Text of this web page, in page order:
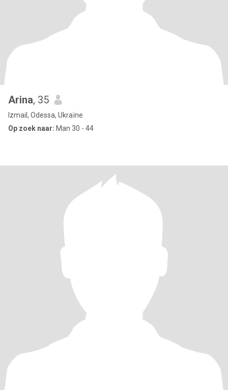
Arina, 35
Izmail, Odessa, Ukraïne
Op zoek naar: Man 30 - 44